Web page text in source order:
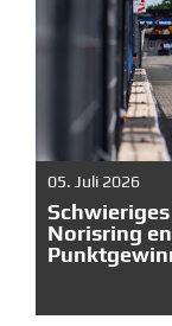
05. Juli 2026
Norisring